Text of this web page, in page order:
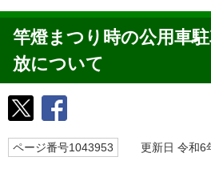
竿燈まつり時の公用車
放について
ページ番号1043953 更新日 令和6